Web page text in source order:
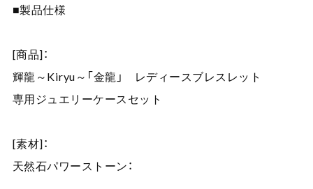
■製品仕様
[商品]：
輝龍～Kiryu～「金龍」 レディースブレスレット
専用ジュエリーケースセット
[素材]：
天然石パワーストーン：